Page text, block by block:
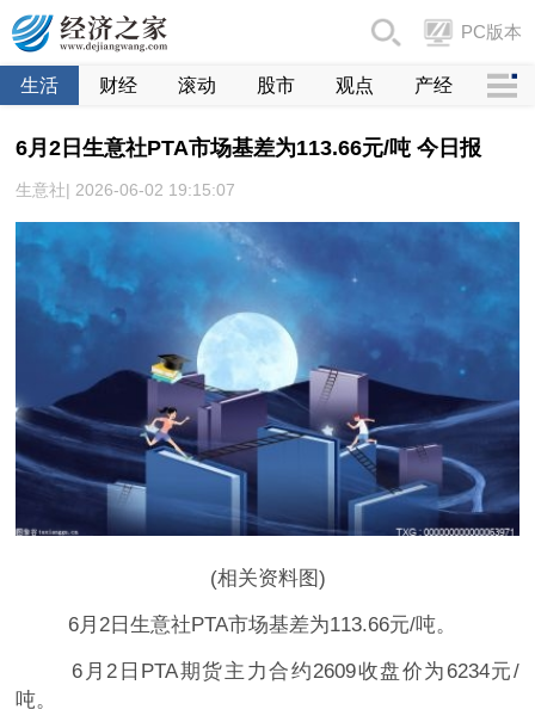
PC版本
生活 财经 滚动 股市 观点 产经
6月2日生意社PTA市场基差为113.66元/吨 今日报
生意社| 2026-06-02 19:15:07
(相关资料图)
6月2日生意社PTA市场基差为113.66元/吨。
6月2日PTA期货主力合约2609收盘价为6234元/
吨。